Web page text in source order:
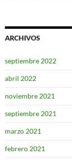
ARCHIVOS
septiembre 2022
abril 2022
noviembre 2021
septiembre 2021
marzo 2021
febrero 2021